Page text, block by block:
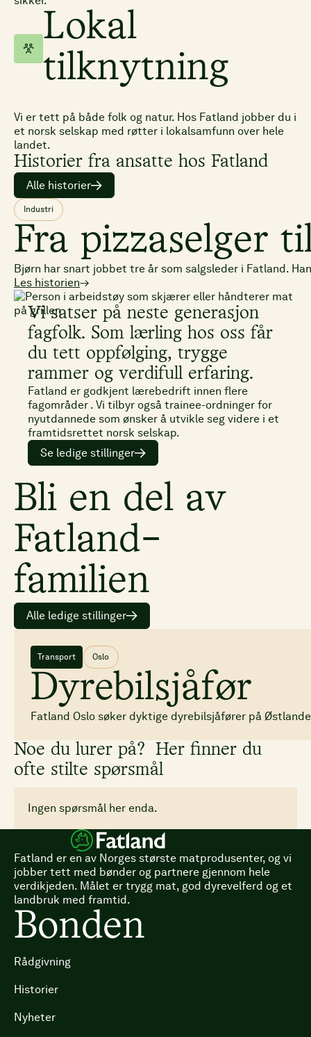
Lokal
tilknytning
Vi er tett på både folk og natur. Hos Fatland jobber du i
et norsk selskap med røtter i lokalsamfunn over hele
landet.
Historier fra ansatte hos Fatland
Alle historier
Industri
Fra pizzaselger
Bjørn har snart jobbet tre år som salgsleder i Fatland.
Les historien→
Vi satser på neste generasjon
fagfolk. Som lærling hos oss får
du tett oppfølging, trygge
rammer og verdifull erfaring.
Fatland er godkjent lærebedrift innen flere
fagområder . Vi tilbyr også trainee-ordninger for
nyutdannede som ønsker å utvikle seg videre i et
framtidsrettet norsk selskap.
Se ledige stillinger
Bli en del av
Fatland-
familien
Alle ledige stillinger
Transport Oslo
Dyrebilsjåfør
Fatland Oslo søker dyktige dyrebilsjåfører på
Noe du lurer på? Her finner du
ofte stilte spørsmål
Ingen spørsmål her enda.
Fatland er en av Norges største matprodusenter, og vi
jobber tett med bønder og partnere gjennom hele
verdikjeden. Målet er trygg mat, god dyrevelferd og et
landbruk med framtid.
Bonden
Rådgivning
Historier
Nyheter